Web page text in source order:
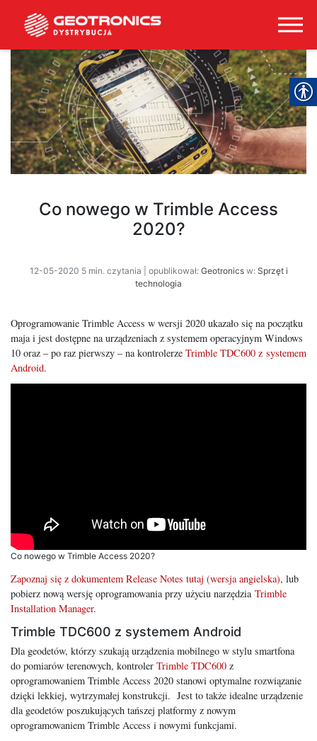
Co nowego w Trimble Access
2020?
12-05-2020 5 min. czytania | opublikował: Geotronicsw: Sprzęt i
technologia
Oprogramowanie Trimble Access w wersji 2020 ukazało się na początku
maja i jest dostępne na urządzeniach z systemem operacyjnym Windows
10 oraz – po raz pierwszy – na kontrolerze Trimble TDC600 z systemem
Android.
Co nowego w Trimble Access 2020?
Zapoznaj się z dokumentem Release Notes tutaj (wersja angielska), lub
pobierz nową wersję oprogramowania przy użyciu narzędzia Trimble
Installation Manager.
Trimble TDC600 z systemem Android
Dla geodetów, którzy szukają urządzenia mobilnego w stylu smartfona
do pomiarów terenowych, kontroler Trimble TDC600 z
oprogramowaniem Trimble Access 2020 stanowi optymalne rozwiązanie
dzięki lekkiej, wytrzymałej konstrukcji. Jest to także idealne urządzenie
dla geodetów poszukujących tańszej platformy z nowym
oprogramowaniem Trimble Access i nowymi funkcjami.